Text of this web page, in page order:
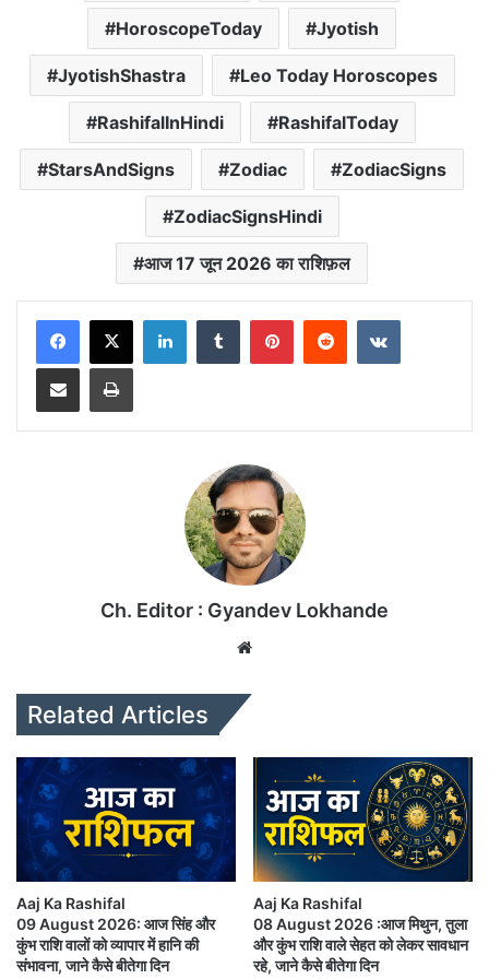
HoroscopeToday Jyotish
JyotishShastra Leo Today Horoscopes
RashifalInHindi RashifalToday
StarsAndSigns Zodiac ZodiacSigns
ZodiacSignsHindi
आज 17 जून 2026 का राशिफ़ल
Ch. Editor : Gyandev Lokhande
Related Articles
Aaj Ka Rashifal
09 August 2026: आज सिंह और
कुंभ राशि वालों को व्यापार में हानि की
संभावना, जाने कैसे बीतेगा दिन
Aaj Ka Rashifal
08 August 2026 :आज मिथुन, तुला
और कुंभ राशि वाले सेहत को लेकर सावधान
रहे, जाने कैसे बीतेगा दिन